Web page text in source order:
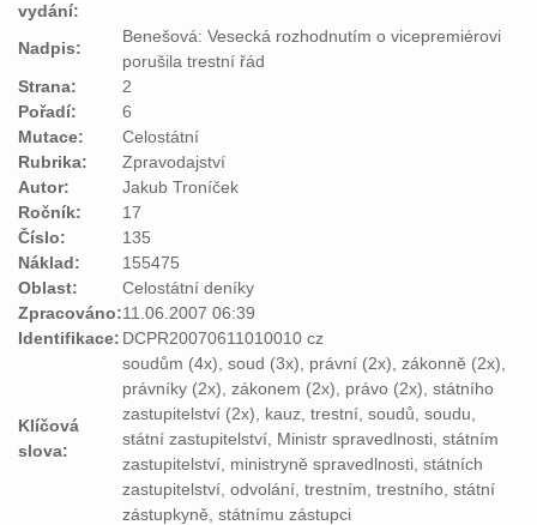
vydání:
Nadpis:
Benešová: Vesecká rozhodnutím o vicepremiérovi
porušila trestní řád
Strana:
2
Pořadí:
6
Mutace:
Celostátní
Rubrika:
Zpravodajství
Autor:
Jakub Troníček
Ročník:
17
Číslo:
135
Náklad:
155475
Oblast:
Celostátní deníky
Zpracováno:11.06.2007 06:39
Identifikace: DCPR20070611010010 cz
Klíčová
slova:
soudům (4x), soud (3x), právní (2x), zákonně (2x),
právníky (2x), zákonem (2x), právo (2x), státního
zastupitelství (2x), kauz, trestní, soudů, soudu,
státní zastupitelství, Ministr spravedlnosti, státním
zastupitelství, ministryně spravedlnosti, státních
zastupitelství, odvolání, trestním, trestního, státní
zástupkyně, státnímu zástupci